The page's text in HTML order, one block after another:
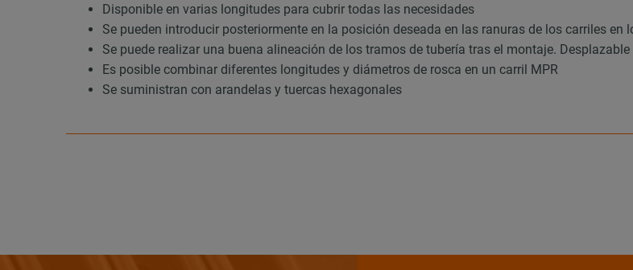
Disponible en varias longitudes para cubrir todas las necesidades
Se pueden introducir posteriormente en la posición deseada en las ranuras de los carriles
Se puede realizar una buena alineación de los tramos de tubería tras el montaje.
Es posible combinar diferentes longitudes y diámetros de rosca en un carril MPR
Se suministran con arandelas y tuercas hexagonales